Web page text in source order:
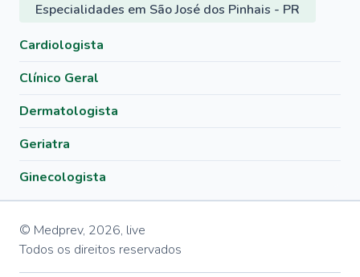
Especialidades em São José dos Pinhais - PR
Cardiologista
Clínico Geral
Dermatologista
Geriatra
Ginecologista
© Medprev, 2026, live
Todos os direitos reservados